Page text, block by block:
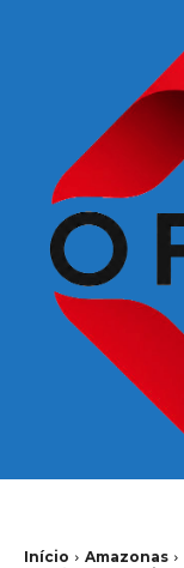
Início Amazonas